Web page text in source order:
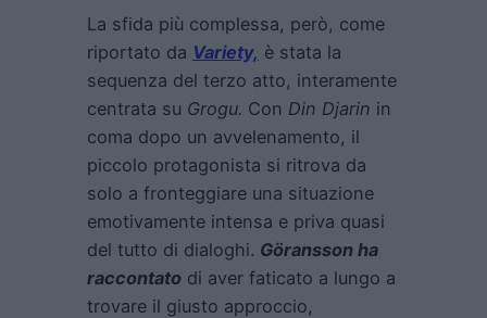
La sfida più complessa, però, come
riportato da Variety, è stata la
sequenza del terzo atto, interamente
centrata su Grogu. Con Din Djarin in
coma dopo un avvelenamento, il
piccolo protagonista si ritrova da
solo a fronteggiare una situazione
emotivamente intensa e priva quasi
del tutto di dialoghi. Göransson ha
raccontato di aver faticato a lungo a
trovare il giusto approccio,